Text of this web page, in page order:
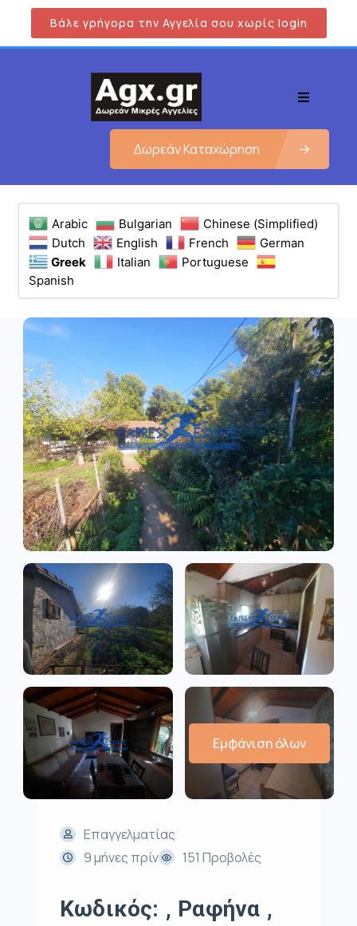
Βάλε γρήγορα την Αγγελία σου χωρίς login
Δωρεάν Καταχώρηση
Arabic Bulgarian
Chinese (Simplified)
Dutch
English French
German
Greek
Italian
Portuguese
Spanish
Εμφάνιση όλων
Επαγγελματίας
9 μήνες πρίν
151 Προβολές
Κωδικός: , Ραφήνα ,